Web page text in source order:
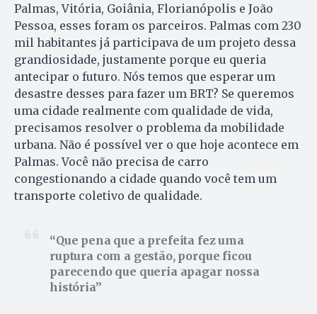
Palmas, Vitória, Goiânia, Florianópolis e João
Pessoa, esses foram os parceiros. Palmas com 230
mil habitantes já participava de um projeto dessa
grandiosidade, justamente porque eu queria
antecipar o futuro. Nós temos que esperar um
desastre desses para fazer um BRT? Se queremos
uma cidade realmente com qualidade de vida,
precisamos resolver o problema da mobilidade
urbana. Não é possível ver o que hoje acontece em
Palmas. Você não precisa de carro
congestionando a cidade quando você tem um
transporte coletivo de qualidade.
Que pena que a prefeita fez uma
ruptura com a gestão, porque ficou
parecendo que queria apagar nossa
história